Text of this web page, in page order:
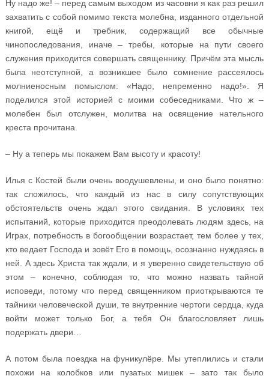
Ну надо же! – перед самым выходом из часовни я как раз решил
захватить с собой помимо текста молебна, изданного отдельной
книгой, ещё и требник, содержащий все обычные
чинопоследования, иначе – требы, которые на пути своего
служения приходится совершать священнику. Причём эта мысль
была неотступной, а возникшее было сомнение рассеялось
молниеносным помыслом: «Надо, непременно надо!». Я
поделился этой историей с моими собеседниками. Что ж –
молебен был отслужен, молитва на освящение нательного
креста прочитана.
– Ну а теперь мы покажем Вам высоту и красоту!
Илья с Костей были очень воодушевлены, и оно было понятно:
так сложилось, что каждый из нас в силу сопутствующих
обстоятельств очень ждал этого свидания. В условиях тех
испытаний, которые приходится преодолевать людям здесь, на
Играх, потребность в богообщении возрастает, тем более у тех,
кто ведает Господа и зовёт Его в помощь, осознанно нуждаясь в
ней. А здесь Христа так ждали, и я уверенно свидетельствую об
этом – конечно, соблюдая то, что можно назвать тайной
исповеди, потому что перед священником приоткрываются те
тайники человеческой души, те внутренние чертоги сердца, куда
войти может только Бог, а тебя Он благословляет лишь
подержать двери…
А потом была поездка на фуникулёре. Мы утеплились и стали
похожи на колобков или пузатых мишек – зато так было